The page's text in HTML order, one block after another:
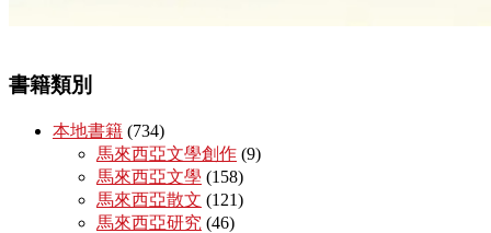
書籍類別
本地書籍 (734)
馬來西亞文學創作 (9)
馬來西亞文學 (158)
馬來西亞散文 (121)
馬來西亞研究 (46)